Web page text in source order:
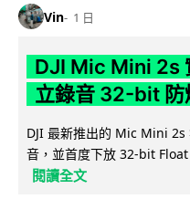
Vin 1 日
DJI Mic Mini 2s
立錄音 32-bit 防
DJI 最新推出的 Mic Mini 2s
音，並首度下放 32-bit
閱讀全文